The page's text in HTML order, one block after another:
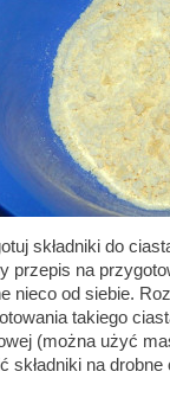
składniki do
przepis na
nieco od siebie.
takiego
(można użyć
składniki na drobne